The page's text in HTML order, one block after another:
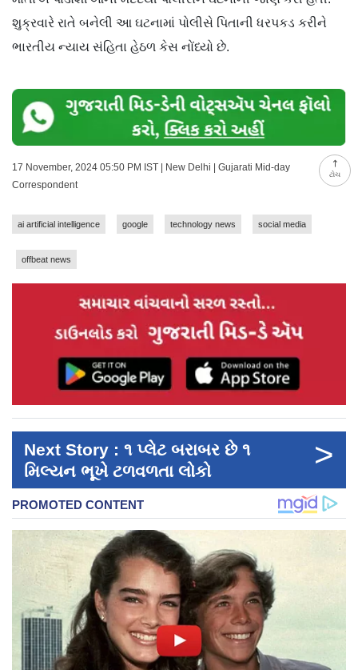
ટોચ
શુક્રવારે રાતે બનેલી આ ઘટનામાં પોલીસે પિતાની ધરપકડ કરીને
ભારતીય ન્યાય સંહિતા હેઠળ કેસ નોંધ્યો છે.
17 November, 2024 05:50 PM IST | New Delhi | Gujarati Mid-day
Correspondent
ai artificial intelligence google technology news social media
offbeat news
Next Story : ૧ પ્લેટ બરાબર છે ૧
મિલ્યન ભૂખે ટળવળતા લોકો
>